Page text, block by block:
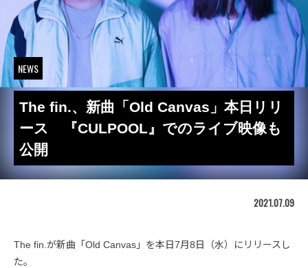
NEWS
The fin.、新曲「Old Canvas」本日リリ
ース 『CULPOOL』でのライブ映像も
公開
2021.07.09
The fin.が新曲「Old Canvas」を本日7月8日（水）にリリースし
た。